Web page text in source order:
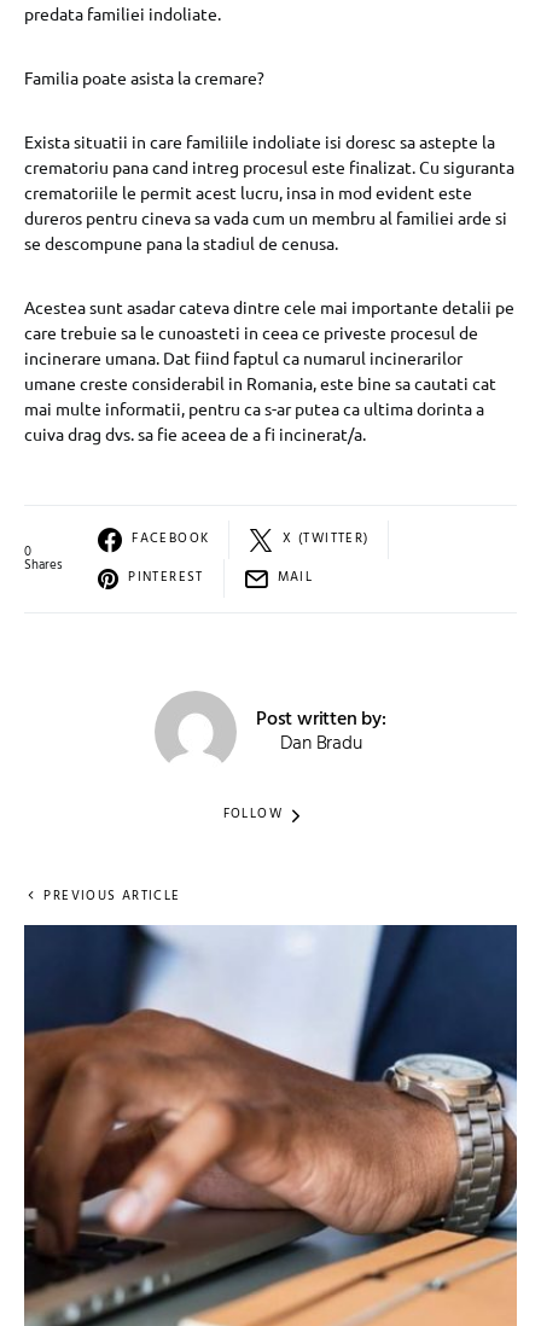
predata familiei indoliate.
Familia poate asista la cremare?
Exista situatii in care familiile indoliate isi doresc sa astepte la
crematoriu pana cand intreg procesul este finalizat. Cu siguranta
crematoriile le permit acest lucru, insa in mod evident este
dureros pentru cineva sa vada cum un membru al familiei arde si
se descompune pana la stadiul de cenusa.
Acestea sunt asadar cateva dintre cele mai importante detalii pe
care trebuie sa le cunoasteti in ceea ce priveste procesul de
incinerare umana. Dat fiind faptul ca numarul incinerarilor
umane creste considerabil in Romania, este bine sa cautati cat
mai multe informatii, pentru ca s-ar putea ca ultima dorinta a
cuiva drag dvs. sa fie aceea de a fi incinerat/a.
0
Shares
FACEBOOK
X (TWITTER)
PINTEREST
MAIL
Post written by:
Dan Bradu
FOLLOW
PREVIOUS ARTICLE